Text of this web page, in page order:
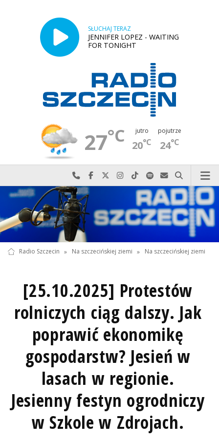
SŁUCHAJ TERAZ
JENNIFER LOPEZ - WAITING
FOR TONIGHT
27°C jutro
20°C
pojutrze
24°C
Najlepiej po prostu do nas zadzwoń
Odwiedź nas na Facebook-u
Odwiedź nas na X
Odwiedź nas na Instagram-ie
Odwiedź nas na TikTok-u
Szukaj nas na Spotify
Wyślij do nas
Szukaj
Radio Szczecin » Na szczecińskiej ziemi » Na szczecińskiej ziemi
[25.10.2025] Protestów
rolniczych ciąg dalszy. Jak
poprawić ekonomikę
gospodarstw? Jesień w
lasach w regionie.
Jesienny festyn ogrodniczy
w Szkole w Zdrojach.